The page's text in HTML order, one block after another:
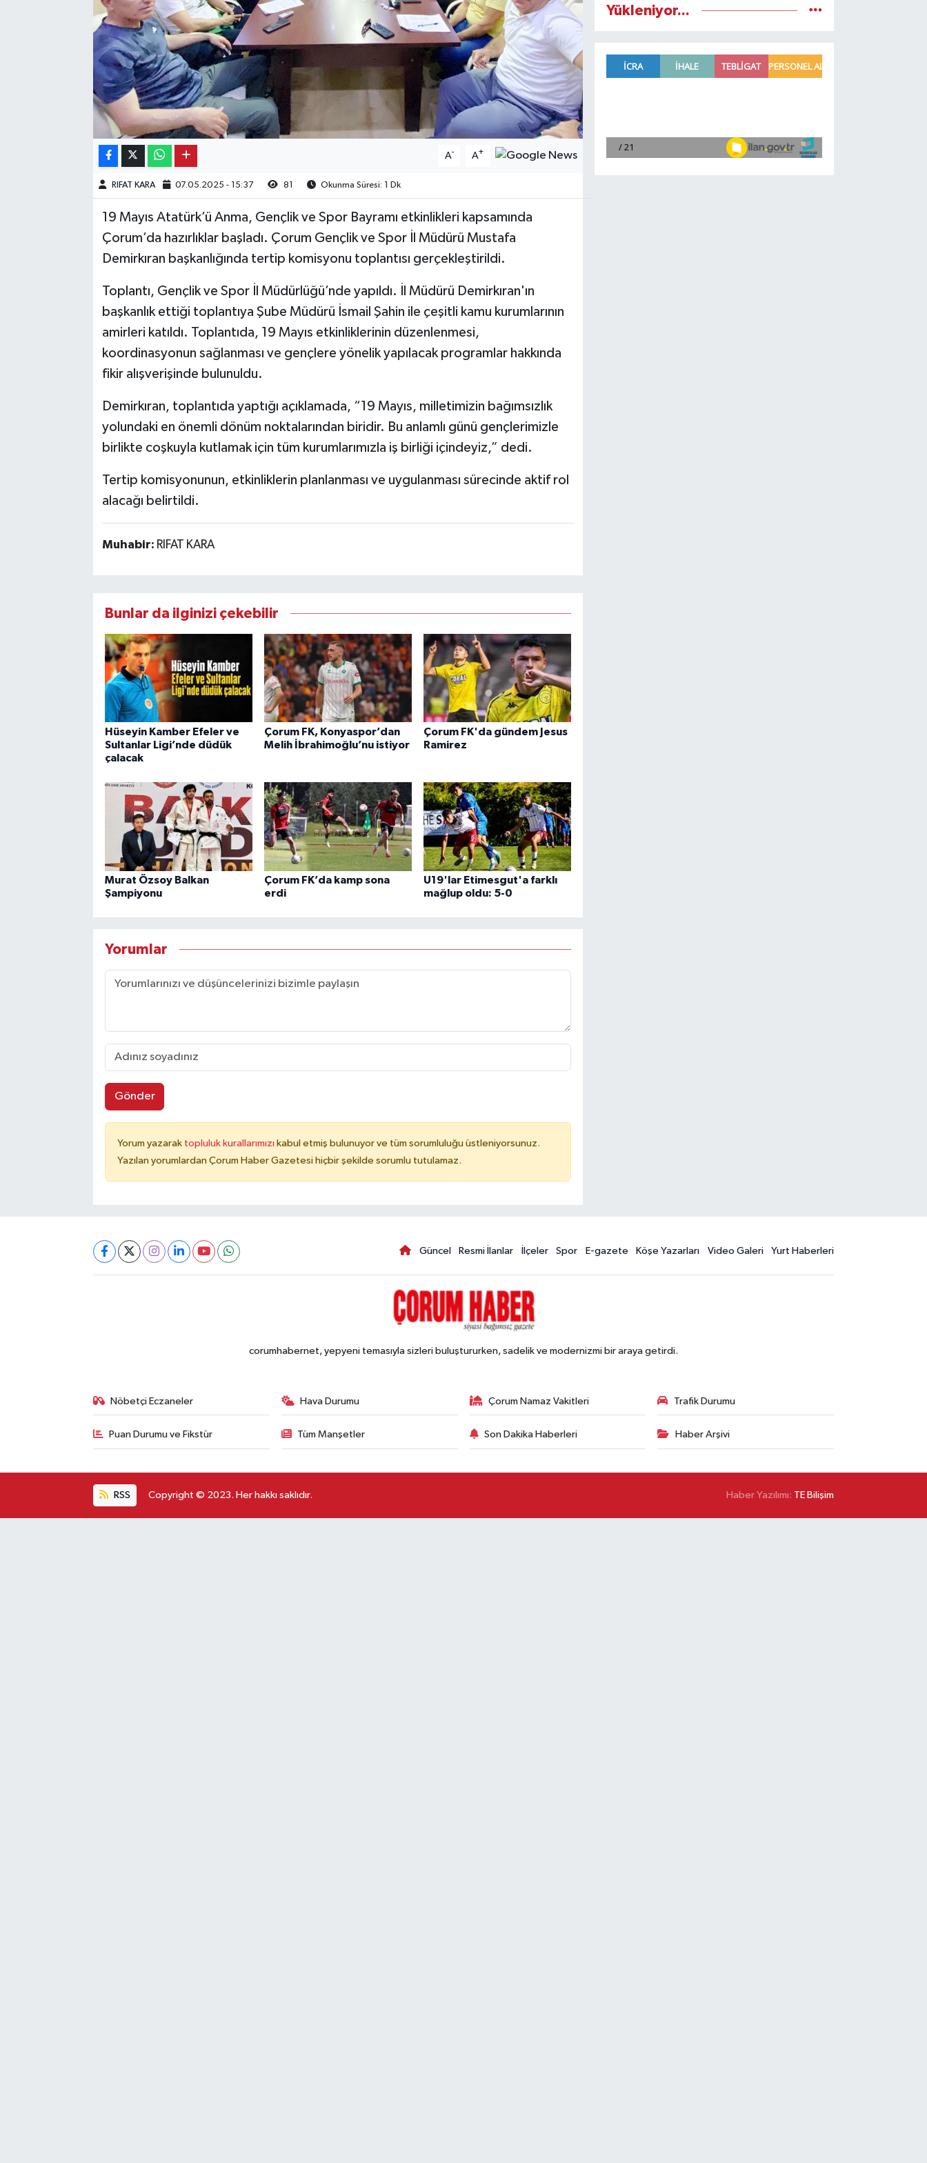
A- A+
RIFAT KARA 07.05.2025 - 15:37 81 Okunma Süresi: 1 Dk
19 Mayıs Atatürk’ü Anma, Gençlik ve Spor Bayramı etkinlikleri kapsamında
Çorum’da hazırlıklar başladı. Çorum Gençlik ve Spor İl Müdürü Mustafa
Demirkıran başkanlığında tertip komisyonu toplantısı gerçekleştirildi.
Toplantı, Gençlik ve Spor İl Müdürlüğü’nde yapıldı. İl Müdürü Demirkıran'ın
başkanlık ettiği toplantıya Şube Müdürü İsmail Şahin ile çeşitli kamu kurumlarının
amirleri katıldı. Toplantıda, 19 Mayıs etkinliklerinin düzenlenmesi,
koordinasyonun sağlanması ve gençlere yönelik yapılacak programlar hakkında
fikir alışverişinde bulunuldu.
Demirkıran, toplantıda yaptığı açıklamada, “19 Mayıs, milletimizin bağımsızlık
yolundaki en önemli dönüm noktalarından biridir. Bu anlamlı günü gençlerimizle
birlikte coşkuyla kutlamak için tüm kurumlarımızla iş birliği içindeyiz,” dedi.
Tertip komisyonunun, etkinliklerin planlanması ve uygulanması sürecinde aktif rol
alacağı belirtildi.
Muhabir: RIFAT KARA
Bunlar da ilginizi çekebilir
Hüseyin Kamber Efeler ve
Sultanlar Ligi’nde düdük
çalacak
Çorum FK, Konyaspor’dan
Melih İbrahimoğlu’nu istiyor
Çorum FK'da gündem Jesus
Ramirez
Murat Özsoy Balkan
Şampiyonu
Çorum FK’da kamp sona
erdi
U19'lar Etimesgut'a farklı
mağlup oldu: 5-0
Yorumlar
Gönder
Yorum yazarak topluluk kurallarımızı kabul etmiş bulunuyor ve tüm sorumluluğu üstleniyorsunuz.
Yazılan yorumlardan Çorum Haber Gazetesi hiçbir şekilde sorumlu tutulamaz.
Yükleniyor...
Güncel Resmi İlanlar İlçeler Spor E-gazete Köşe Yazarları Video Galeri Yurt Haberleri
corumhabernet, yepyeni temasıyla sizleri buluştururken, sadelik ve modernizmi bir araya getirdi.
Nöbetçi Eczaneler Hava Durumu Çorum Namaz Vakitleri Trafik Durumu
Puan Durumu ve Fikstür Tüm Manşetler Son Dakika Haberleri Haber Arşivi
RSS Copyright © 2023. Her hakkı saklıdır. Haber Yazılımı: TE Bilişim
Osmancık